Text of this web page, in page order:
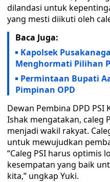
dilandasi untuk
yang mesti diikuti oleh
Baca Juga:
Kapolsek
Menghormati Pilihan
Permintaan Bupati
Pimpinan OPD
Dewan Pembina DPD PSI
Ishak mengatakan, caleg
menjadi wakil rakyat.
untuk mewujudkan
“Caleg PSI harus optimis
kesempatan yang baik
kita,” ungkap Yuki.